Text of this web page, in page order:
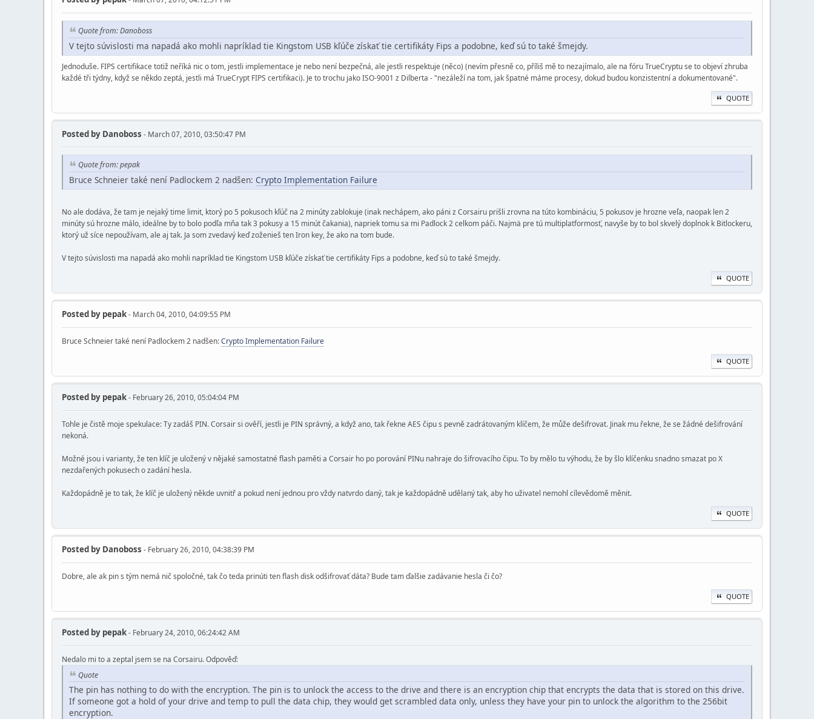
Quote from: Danoboss
V tejto súvislosti ma napadá ako mohli napríklad tie Kingstom USB kľúče získať tie certifikáty Fips a podobne, keď sú to také šmejdy.
Jednoduše. FIPS certifikace totiž neříká nic o tom, jestli implementace je nebo není bezpečná, ale jestli respektuje (něco) (nevím přesně co, příliš mě to nezajímalo, ale na fóru TrueCryptu se to objeví zhruba
každé tři týdny, když se někdo zeptá, jestli má TrueCrypt FIPS certifikaci). Je to trochu jako ISO-9001 z Dilberta - "nezáleží na tom, jak špatné máme procesy, dokud budou konzistentní a dokumentované".
QUOTE
Posted by Danoboss - March 07, 2010, 03:50:47 PM
Quote from: pepak
Bruce Schneier také není Padlockem 2 nadšen: Crypto Implementation Failure
No ale dodáva, že tam je nejaký time limit, ktorý po 5 pokusoch kľúč na 2 minúty zablokuje (inak nechápem, ako páni z Corsairu prišli zrovna na túto kombináciu, 5 pokusov je hrozne veľa, naopak len 2
minúty sú hrozne málo, ideálne by to bolo podľa mňa tak 3 pokusy a 15 minút čakania), napriek tomu sa mi Padlock 2 celkom páči. Najmä pre tú multiplatformosť, navyše by to bol skvelý doplnok k Bitlockeru,
ktorý už síce nepoužívam, ale aj tak. Ja som zvedavý keď zoženieš ten Iron key, že ako na tom bude.
V tejto súvislosti ma napadá ako mohli napríklad tie Kingstom USB kľúče získať tie certifikáty Fips a podobne, keď sú to také šmejdy.
QUOTE
Posted by pepak- March 04, 2010, 04:09:55 PM
Bruce Schneier také není Padlockem 2 nadšen:Crypto Implementation Failure
QUOTE
Posted by pepak- February 26, 2010, 05:04:04 PM
Tohle je čistě moje spekulace: Ty zadáš PIN. Corsair si ověří, jestli je PIN správný, a když ano, tak řekne AES čipu s pevně zadrátovaným klíčem, že může dešifrovat. Jinak mu řekne, že se žádné dešifrování
nekoná.
Možné jsou i varianty, že ten klíč je uložený v nějaké samostatné flash paměti a Corsair ho po porování PINu nahraje do šifrovacího čipu. To by mělo tu výhodu, že by šlo klíčenku snadno smazat po X
nezdařených pokusech o zadání hesla.
Každopádně je to tak, že klíč je uložený někde uvnitř a pokud není jednou pro vždy natvrdo daný, tak je každopádně udělaný tak, aby ho uživatel nemohl cílevědomě měnit.
QUOTE
Posted by Danoboss - February 26, 2010, 04:38:39 PM
Dobre, ale ak pin s tým nemá nič spoločné, tak čo teda prinúti ten flash disk odšifrovať dáta? Bude tam ďalšie zadávanie hesla či čo?
QUOTE
Posted by pepak- February 24, 2010, 06:24:42 AM
Nedalo mi to a zeptal jsem se na Corsairu. Odpověď:
Quote
The pin has nothing to do with the encryption. The pin is to unlock the access to the drive and there is an encryption chip that encrypts the data that is stored on this drive.
If someone got a hold of your drive and temp to pull the data chip, they would get scrambled data only, unless they have your pin to unlock the algorithm to the 256bit
encryption.